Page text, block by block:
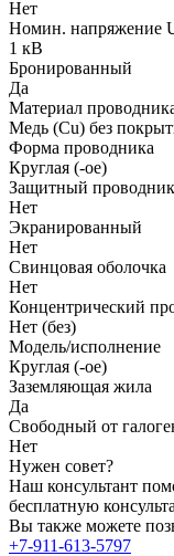
Нет
Номин. напряжение
1 кВ
Бронированный
Да
Материал
Медь (Cu) без
Форма проводника
Круглая (-ое)
Защитный проводник
Нет
Экранированный
Нет
Свинцовая оболочка
Нет
Концентрический
Нет (без)
Модель/исполнение
Круглая (-ое)
Заземляющая жила
Да
Свободный от
Нет
Нужен совет?
Наш консультант
бесплатную
Вы также можете
+7-911-613-5797